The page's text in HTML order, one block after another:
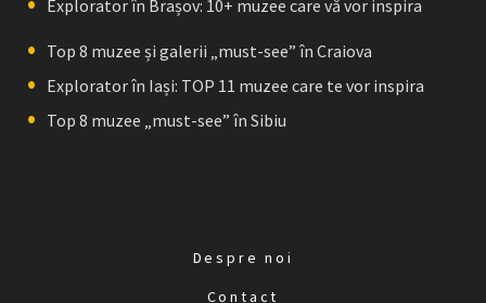
Explorator în Brașov: 10+ muzee care vă vor inspira
Top 8 muzee și galerii „must-see” în Craiova
Explorator în Iași: TOP 11 muzee care te vor inspira
Top 8 muzee „must-see” în Sibiu
Despre noi
Contact